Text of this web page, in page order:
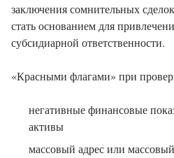
заключения сомнительных
стать основанием для
субсидиарной ответственности.
«Красными флагами» при
негативные финансовые
активы
массовый адрес или